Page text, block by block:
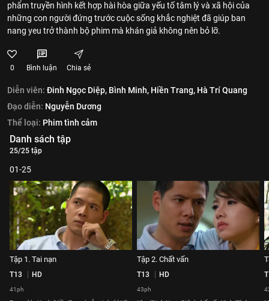
phẩm truyền hình kết hợp hài hòa giữa yếu tố tâm lý và xã hội của
những con người đứng trước cuộc sống khắc nghiệt đã giúp ban
nang yeu trở thành bộ phim mà khán giả không nên bỏ lỡ.
0 Bình luận Chia sẻ
Diễn viên: Đinh Ngọc Diệp, Bình Minh, Hiền Trang, Hà Trí Quang
Đạo diễn: Nguyễn Dương
Thể loại: Phim tình cảm
Danh sách tập
25/25 tập
01-25
Tập 1. Tai nạn
T13 HD
41ph
Tập 2. Chất vấn
T13 HD
43ph